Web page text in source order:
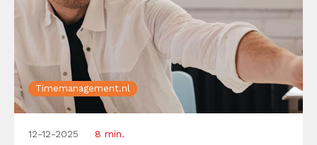
Timemanagement.nl
12-12-2025 8 min.